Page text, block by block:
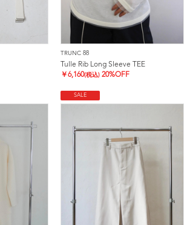
TRUNC 88
Tulle Rib Long Sleeve TEE
￥6,160(税込) 20%OFF
SALE